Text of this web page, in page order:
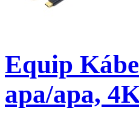
Equip
apa/apa,